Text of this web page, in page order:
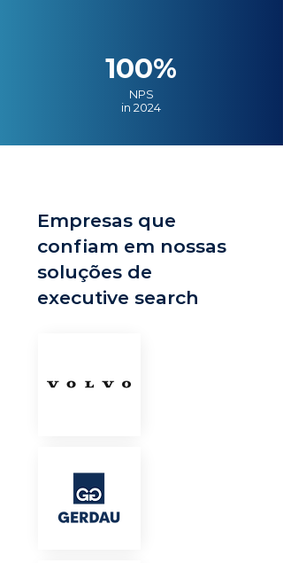
100%
NPS
in 2024
Empresas que
confiam em nossas
soluções de
executive search